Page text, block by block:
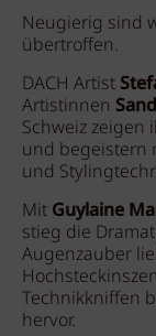
Neugierig sind
übertroffen.
DACH Artist
Artistinnen
Schweiz
und begeistern
und
Mit Guylaine
stieg die
Augenzauber
Technikkniffen
hervor.